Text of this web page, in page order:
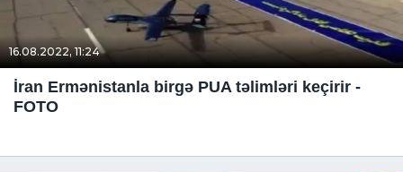
16.08.2022, 11:24
İran Ermənistanla birgə PUA təlimləri keçirir -
FOTO